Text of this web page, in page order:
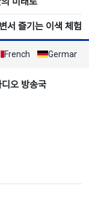
서 즐기는 이색 체험
French German
오 방송국